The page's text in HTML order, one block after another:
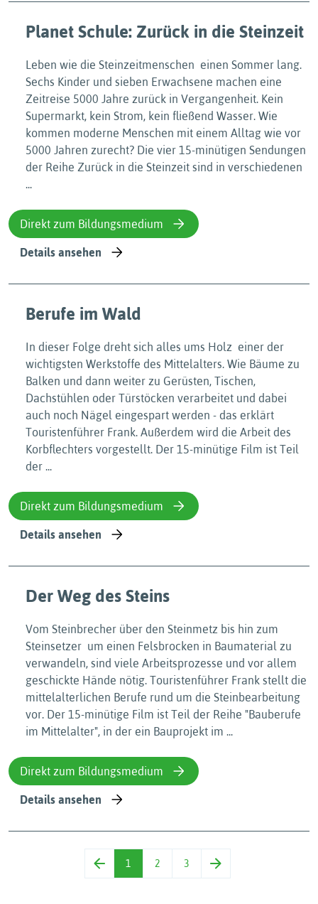
Planet Schule: Zurück in die Steinzeit
Leben wie die Steinzeitmenschen  einen Sommer lang.
Sechs Kinder und sieben Erwachsene machen eine
Zeitreise 5000 Jahre zurück in Vergangenheit. Kein
Supermarkt, kein Strom, kein fließend Wasser. Wie
kommen moderne Menschen mit einem Alltag wie vor
5000 Jahren zurecht? Die vier 15-minütigen Sendungen
der Reihe Zurück in die Steinzeit sind in verschiedenen
...
Direkt zum Bildungsmedium
Details ansehen
Berufe im Wald
In dieser Folge dreht sich alles ums Holz  einer der
wichtigsten Werkstoffe des Mittelalters. Wie Bäume zu
Balken und dann weiter zu Gerüsten, Tischen,
Dachstühlen oder Türstöcken verarbeitet und dabei
auch noch Nägel eingespart werden - das erklärt
Touristenführer Frank. Außerdem wird die Arbeit des
Korbflechters vorgestellt. Der 15-minütige Film ist Teil
der ...
Direkt zum Bildungsmedium
Details ansehen
Der Weg des Steins
Vom Steinbrecher über den Steinmetz bis hin zum
Steinsetzer  um einen Felsbrocken in Baumaterial zu
verwandeln, sind viele Arbeitsprozesse und vor allem
geschickte Hände nötig. Touristenführer Frank stellt die
mittelalterlichen Berufe rund um die Steinbearbeitung
vor. Der 15-minütige Film ist Teil der Reihe "Bauberufe
im Mittelalter", in der ein Bauprojekt im ...
Direkt zum Bildungsmedium
Details ansehen
1 2 3